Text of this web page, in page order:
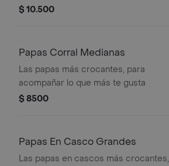
$ 10.500
Papas Corral Medianas
Las papas más crocantes, para
acompañar lo que más te gusta
$ 8500
Papas En Casco Grandes
Las papas en cascos más crocantes,